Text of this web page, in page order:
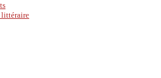
littéraire